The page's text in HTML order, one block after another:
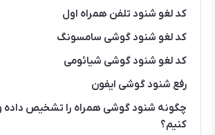
کد لغو شنود تلفن همراه اول
کد لغو شنود گوشی سامسونگ
کد لغو شنود گوشی شیائومی
رفع شنود گوشی ایفون
چگونه شنود گوشی همراه را تشخیص داده
کنیم؟